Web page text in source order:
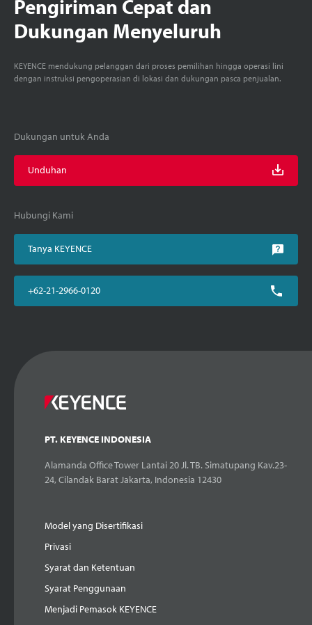
Pengiriman Cepat dan
Dukungan Menyeluruh
KEYENCE mendukung pelanggan dari proses pemilihan hingga operasi lini
dengan instruksi pengoperasian di lokasi dan dukungan pasca penjualan.
Dukungan untuk Anda
Unduhan
Hubungi Kami
Tanya KEYENCE
+62-21-2966-0120
PT. KEYENCE INDONESIA
Alamanda Office Tower Lantai 20 Jl. TB. Simatupang Kav.23-
24, Cilandak Barat Jakarta, Indonesia 12430
Model yang Disertifikasi
Privasi
Syarat dan Ketentuan
Syarat Penggunaan
Menjadi Pemasok KEYENCE